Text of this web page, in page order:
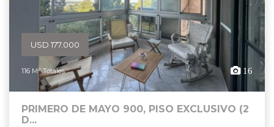
USD 177.000
116 M² Totales 16
PRIMERO DE MAYO 900, PISO EXCLUSIVO (2
D...